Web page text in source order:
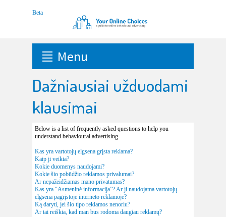
Menu
Dažniausiai užduodami
klausimai
Below is a list of frequently asked questions to help you
understand behavioural advertising.
Kas yra vartotojų elgsena grįsta reklama?
Kaip ji veikia?
Kokie duomenys naudojami?
Kokie šio pobūdžio reklamos privalumai?
Ar nepažeidžiamas mano privatumas?
Kas yra “Asmeninė informacija”? Ar ji naudojama vartotojų
elgsena pagrįstoje interneto reklamoje?
Ką daryti, jei šio tipo reklamos nenoriu?
Ar tai reiškia, kad man bus rodoma daugiau reklamų?